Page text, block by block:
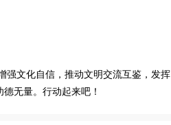
强文化自信，推动文明交流互鉴，发挥
无量。行动起来吧！